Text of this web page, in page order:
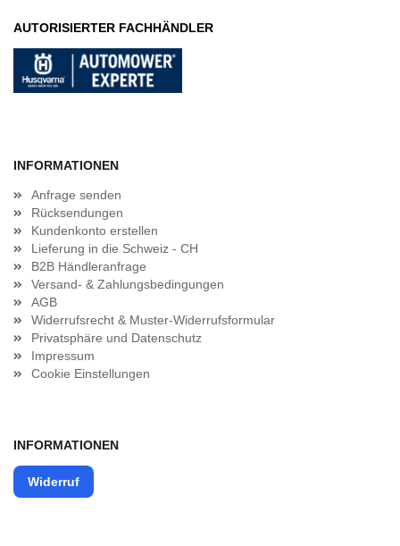
AUTORISIERTER FACHHÄNDLER
INFORMATIONEN
Anfrage senden
Rücksendungen
Kundenkonto erstellen
Lieferung in die Schweiz - CH
B2B Händleranfrage
Versand- & Zahlungsbedingungen
AGB
Widerrufsrecht & Muster-Widerrufsformular
Privatsphäre und Datenschutz
Impressum
Cookie Einstellungen
INFORMATIONEN
Widerruf